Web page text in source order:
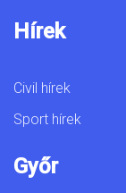
Hírek
Civil hírek
Sport hírek
Győr